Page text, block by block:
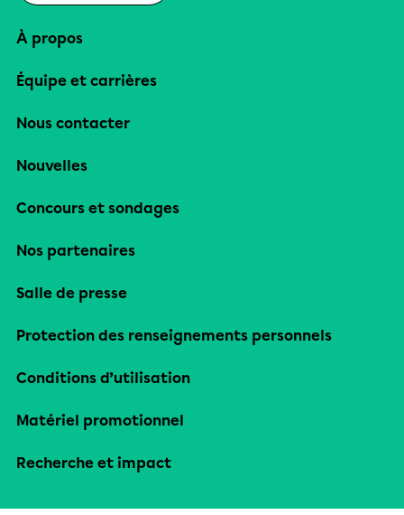
À propos
Équipe et carrières
Nous contacter
Nouvelles
Concours et sondages
Nos partenaires
Salle de presse
Protection des renseignements personnels
Conditions d’utilisation
Matériel promotionnel
Recherche et impact